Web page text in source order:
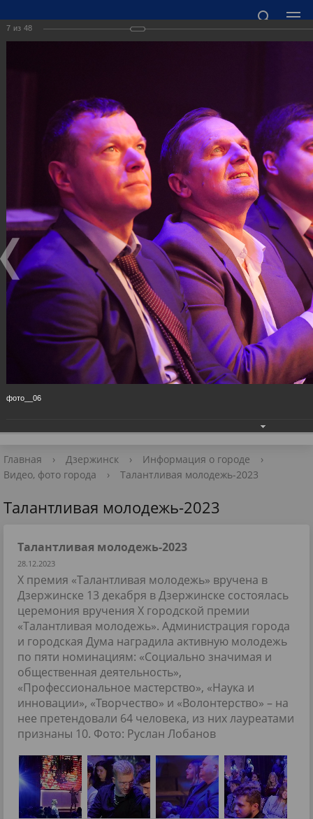
НИЖЕГОРОДСКОЙ ОБЛАСТИ
Точный прогноз погоды в Дзержинске
https://world-weather.ru/informers/
🛜Карта WiFi🛜
606000 Нижегородская область, г. Дзержинск,
пл. Дзержинского, д. 1
Приёмная Главы
+7 (8313) 27-98-10
Главная › Дзержинск › Информация о городе
›
Видео, фото города
› Талантливая молодежь-2023
Талантливая молодежь-2023
Талантливая молодежь-2023
28.12.2023
X премия «Талантливая молодежь» вручена в
Дзержинске 13 декабря в Дзержинске состоялась
церемония вручения Х городской премии
«Талантливая молодежь». Администрация города
и городская Дума наградила активную молодежь
по пяти номинациям: «Социально значимая и
общественная деятельность»,
«Профессиональное мастерство», «Наука и
инновации», «Творчество» и «Волонтерство» – на
нее претендовали 64 человека, из них лауреатами
признаны 10. Фото: Руслан Лобанов
7 из 48
фото__06